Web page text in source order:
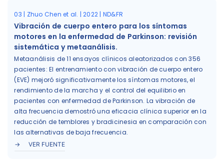
03 | Zhuo Chen et al. | 2022 | ND&FR
Vibración de cuerpo entero para los síntomas
motores en la enfermedad de Parkinson: revisión
sistemática y metaanálisis.
Metaanálisis de 11 ensayos clínicos aleatorizados con 356
pacientes: El entrenamiento con vibración de cuerpo entero
(EVE) mejoró significativamente los síntomas motores, el
rendimiento de la marcha y el control del equilibrio en
pacientes con enfermedad de Parkinson. La vibración de
alta frecuencia demostró una eficacia clínica superior en la
reducción de temblores y bradicinesia en comparación con
las alternativas de baja frecuencia.
VER FUENTE